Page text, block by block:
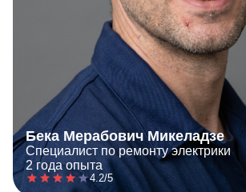
Бека Мерабович Микеладзе
Специалист по ремонту электрики
2 года опыта
4.2/5